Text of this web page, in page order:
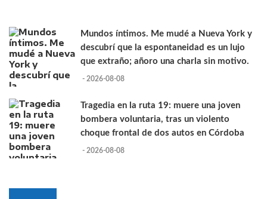
Mundos íntimos. Me mudé a Nueva York y
descubrí que la espontaneidad es un lujo
que extraño; añoro una charla sin motivo.
- 2026-08-08
Tragedia en la ruta 19: muere una joven
bombera voluntaria, tras un violento
choque frontal de dos autos en Córdoba
- 2026-08-08